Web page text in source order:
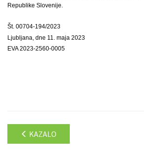
Republike Slovenije.
Št. 00704-194/2023
Ljubljana, dne 11. maja 2023
EVA 2023-2560-0005
KAZALO